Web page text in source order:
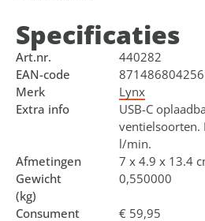
Specificaties
Art.nr.
440282
EAN-code
Merk
Lynx
Extra info
USB-C
ventielsoorten.
l/min.
Afmetingen
7 x 4.9 x 13.4
Gewicht
(kg)
0,550000
Consument
€ 59,95